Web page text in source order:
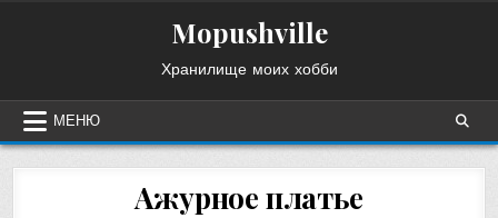
Mopushville
Хранилище моих хобби
МЕНЮ
Ажурное платье